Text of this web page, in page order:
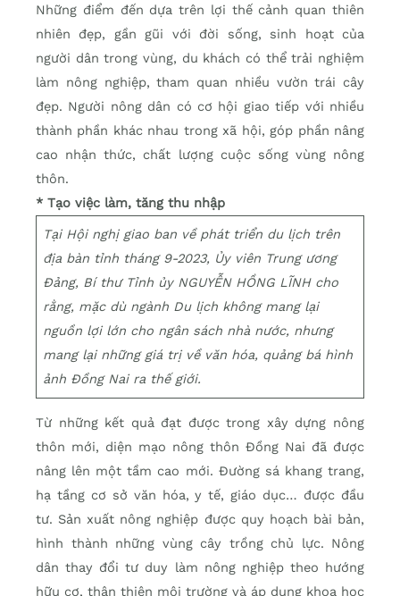
Những điểm đến dựa trên lợi thế cảnh quan thiên
nhiên đẹp, gần gũi với đời sống, sinh hoạt của
người dân trong vùng, du khách có thể trải nghiệm
làm nông nghiệp, tham quan nhiều vườn trái cây
đẹp. Người nông dân có cơ hội giao tiếp với nhiều
thành phần khác nhau trong xã hội, góp phần nâng
cao nhận thức, chất lượng cuộc sống vùng nông
thôn.
* Tạo việc làm, tăng thu nhập
Tại Hội nghị giao ban về phát triển du lịch trên
địa bàn tỉnh tháng 9-2023, Ủy viên Trung ương
Đảng, Bí thư Tỉnh ủy NGUYỄN HỒNG LĨNH cho
rằng, mặc dù ngành Du lịch không mang lại
nguồn lợi lớn cho ngân sách nhà nước, nhưng
mang lại những giá trị về văn hóa, quảng bá hình
ảnh Đồng Nai ra thế giới.
Từ những kết quả đạt được trong xây dựng nông
thôn mới, diện mạo nông thôn Đồng Nai đã được
nâng lên một tầm cao mới. Đường sá khang trang,
hạ tầng cơ sở văn hóa, y tế, giáo dục… được đầu
tư. Sản xuất nông nghiệp được quy hoạch bài bản,
hình thành những vùng cây trồng chủ lực. Nông
dân thay đổi tư duy làm nông nghiệp theo hướng
hữu cơ, thân thiện môi trường và áp dụng khoa học